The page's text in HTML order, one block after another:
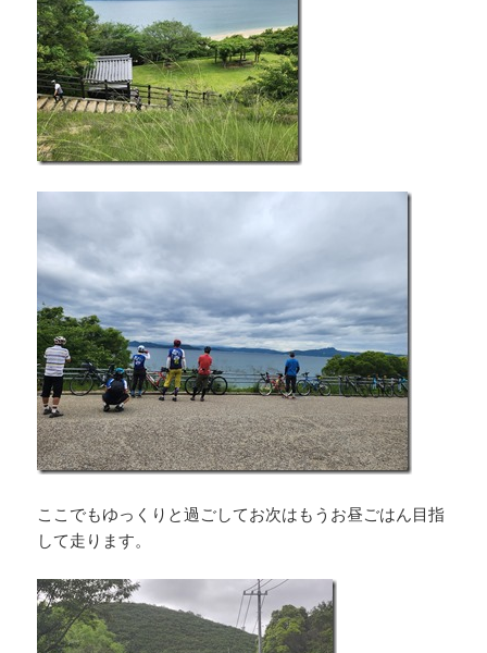
ここでもゆっくりと過ごしてお次はもうお昼ごはん目指
して走ります。